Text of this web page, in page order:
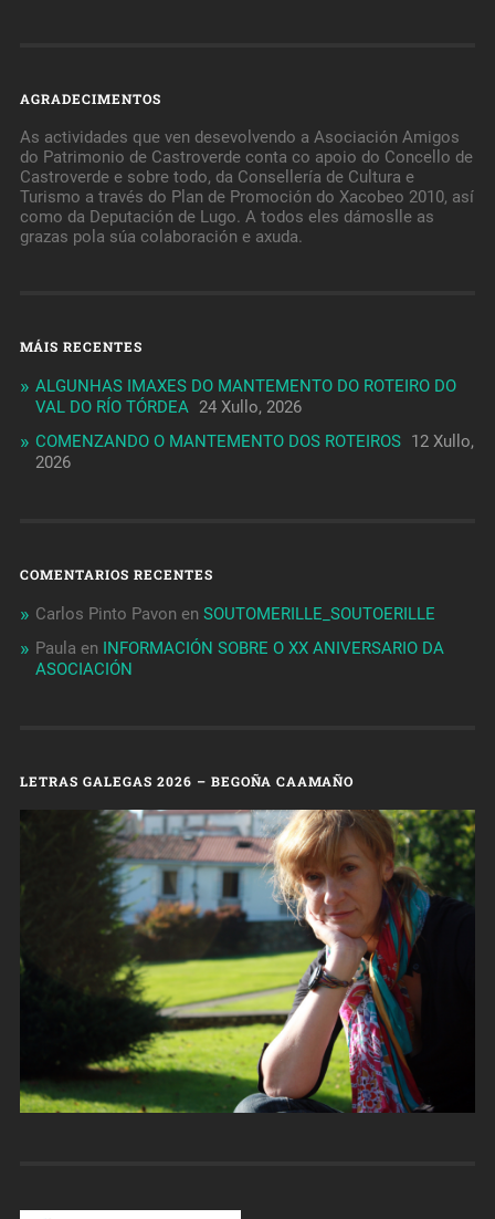
AGRADECIMENTOS
As actividades que ven desevolvendo a Asociación Amigos
do Patrimonio de Castroverde conta co apoio do Concello de
Castroverde e sobre todo, da Consellería de Cultura e
Turismo a través do Plan de Promoción do Xacobeo 2010, así
como da Deputación de Lugo. A todos eles dámoslle as
grazas pola súa colaboración e axuda.
MÁIS RECENTES
ALGUNHAS IMAXES DO MANTEMENTO DO ROTEIRO DO
VAL DO RÍO TÓRDEA
24 Xullo, 2026
COMENZANDO O MANTEMENTO DOS ROTEIROS 12 Xullo,
2026
COMENTARIOS RECENTES
Carlos Pinto Pavon en SOUTOMERILLE_SOUTOERILLE
Paula en INFORMACIÓN SOBRE O XX ANIVERSARIO DA
ASOCIACIÓN
LETRAS GALEGAS 2026 – BEGOÑA CAAMAÑO